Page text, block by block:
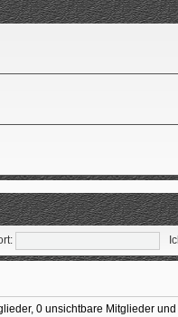
0 unsichtbare Mitglieder